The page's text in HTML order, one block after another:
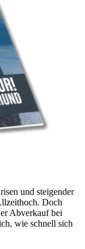
und steigender
Doch
Abverkauf bei
wie schnell sich